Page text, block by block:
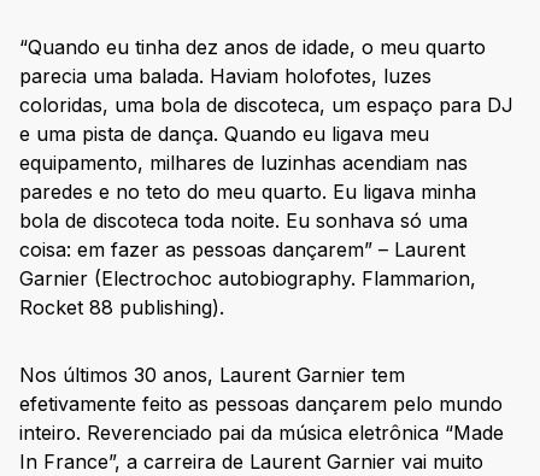
“Quando eu tinha dez anos de idade, o meu quarto
parecia uma balada. Haviam holofotes, luzes
coloridas, uma bola de discoteca, um espaço para DJ
e uma pista de dança. Quando eu ligava meu
equipamento, milhares de luzinhas acendiam nas
paredes e no teto do meu quarto. Eu ligava minha
bola de discoteca toda noite. Eu sonhava só uma
coisa: em fazer as pessoas dançarem” – Laurent
Garnier (Electrochoc autobiography. Flammarion,
Rocket 88 publishing).
Nos últimos 30 anos, Laurent Garnier tem
efetivamente feito as pessoas dançarem pelo mundo
inteiro. Reverenciado pai da música eletrônica “Made
In France”, a carreira de Laurent Garnier vai muito